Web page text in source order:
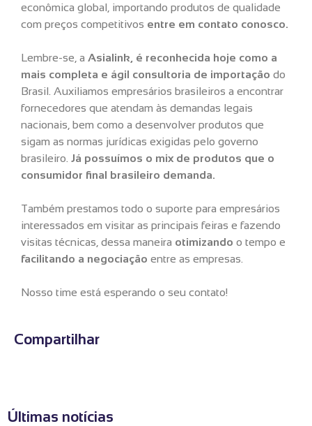
econômica global, importando produtos de qualidade
com preços competitivos entre em contato conosco.
Lembre-se, a Asialink, é reconhecida hoje como a
mais completa e ágil consultoria de importação do
Brasil. Auxiliamos empresários brasileiros a encontrar
fornecedores que atendam às demandas legais
nacionais, bem como a desenvolver produtos que
sigam as normas jurídicas exigidas pelo governo
brasileiro. Já possuímos o mix de produtos que o
consumidor final brasileiro demanda.
Também prestamos todo o suporte para empresários
interessados em visitar as principais feiras e fazendo
visitas técnicas, dessa maneira otimizando o tempo e
facilitando a negociação entre as empresas.
Nosso time está esperando o seu contato!
Compartilhar
Últimas notícias